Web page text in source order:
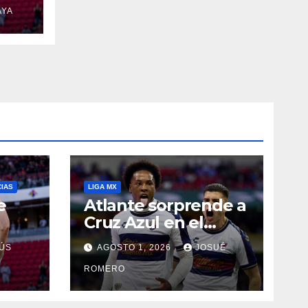
LIGA MX
Atlante sorprende a
Cruz Azul en el
Banorte
AGOSTO 1, 2026 JOSUÉ
ROMERO